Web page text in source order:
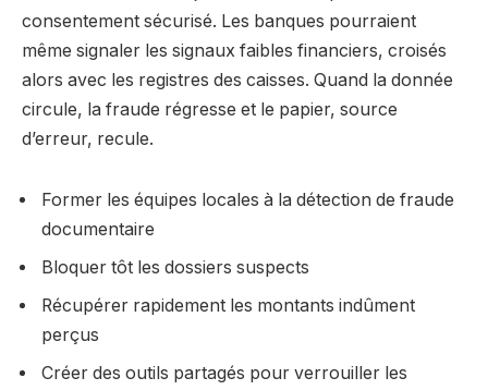
consentement sécurisé. Les banques pourraient
même signaler les signaux faibles financiers, croisés
alors avec les registres des caisses. Quand la donnée
circule, la fraude régresse et le papier, source
d’erreur, recule.
Former les équipes locales à la détection de fraude
documentaire
Bloquer tôt les dossiers suspects
Récupérer rapidement les montants indûment
perçus
Créer des outils partagés pour verrouiller les